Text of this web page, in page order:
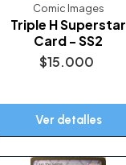
Comic Images
Triple H Superstar
Card - SS2
$15.000
Ver detalles